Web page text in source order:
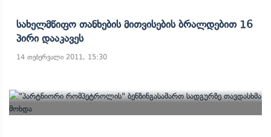
Სახელმწიფო Თანხების Მითვისების Ბრალდებით 16
Პირი Დააკავეს
14 თებერვალი 2011, 15:30